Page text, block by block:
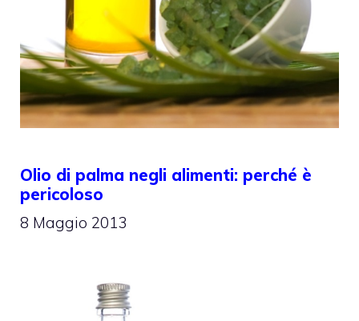
Olio di palma negli alimenti: perché è
pericoloso
8 Maggio 2013